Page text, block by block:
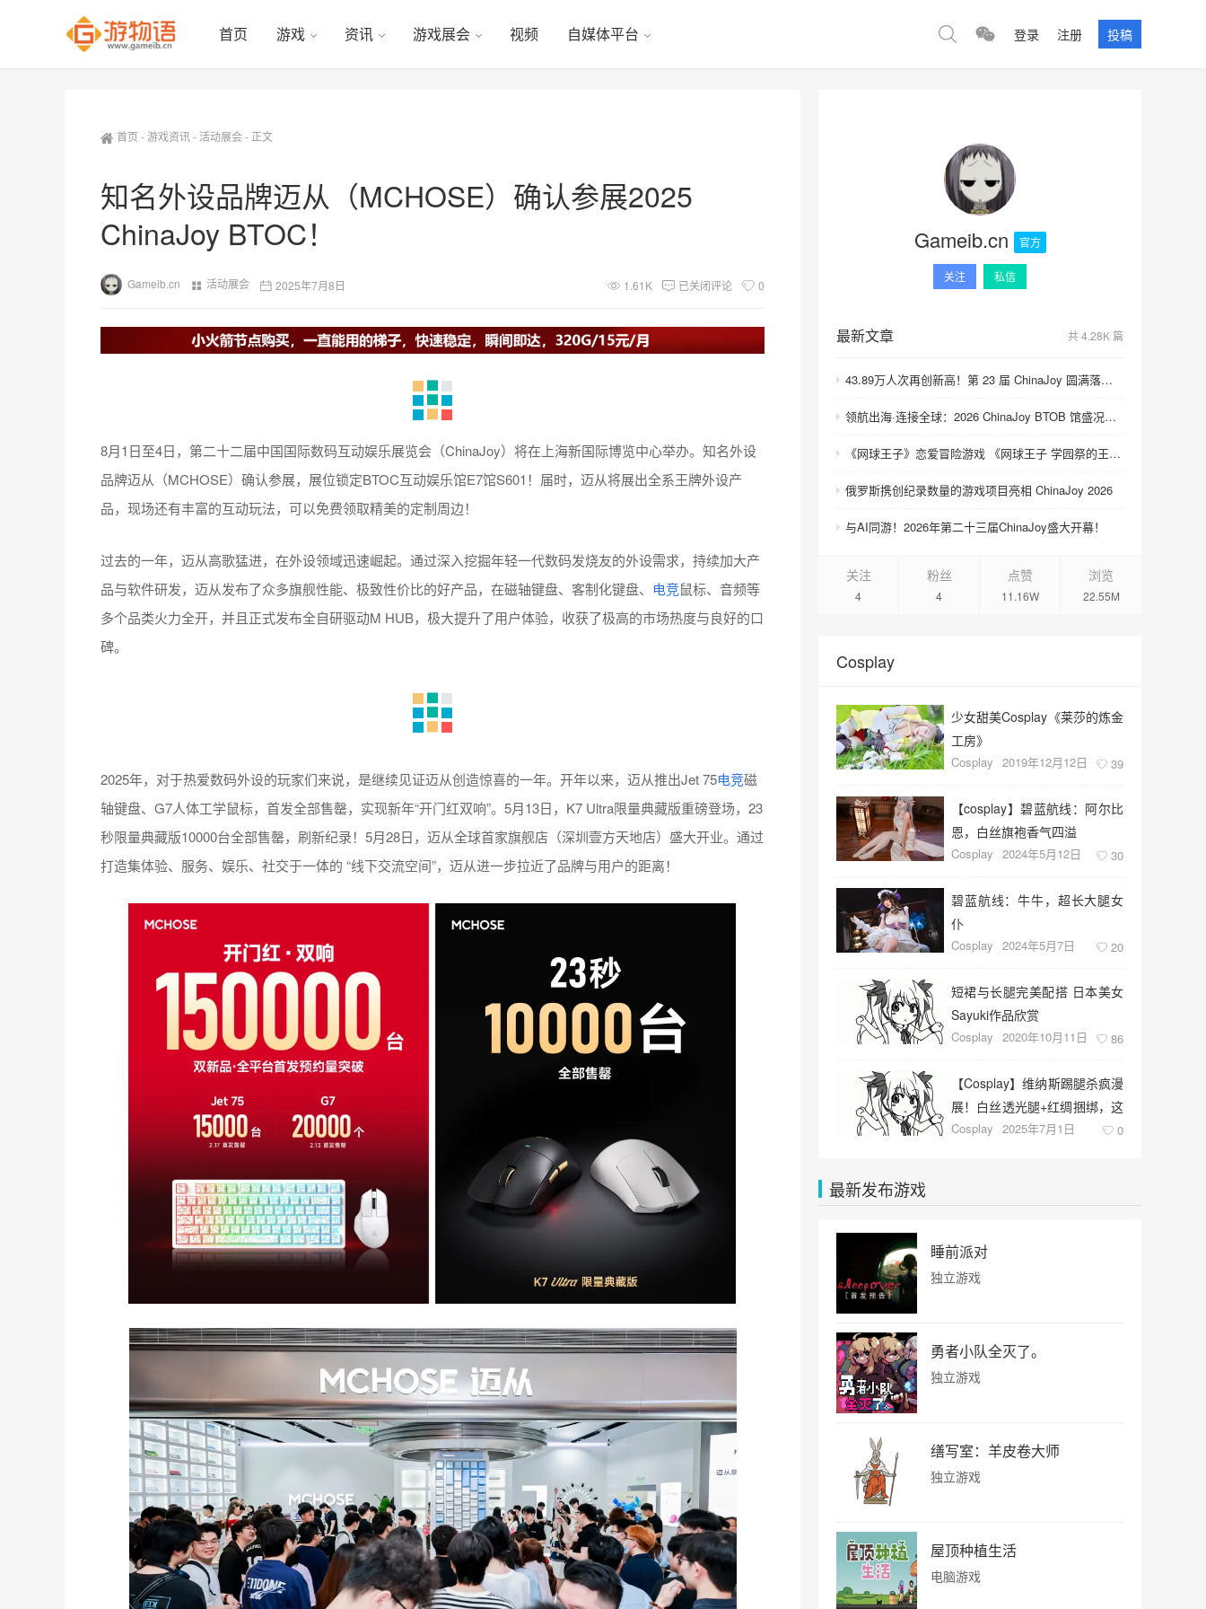
首页 游戏 资讯 游戏展会 视频 自媒体平台 登录 注册 投稿
首页 -游戏资讯-活动展会- 正文
知名外设品牌迈从（MCHOSE）确认参展2025
ChinaJoy BTOC！
Gameib.cn 活动展会 2025年7月8日 1.61K 已关闭评论 0
8月1日至4日，第二十二届中国国际数码互动娱乐展览会（ChinaJoy）将在上海新国际博览中心举办。知名外设
品牌迈从（MCHOSE）确认参展，展位锁定BTOC互动娱乐馆E7馆S601！届时，迈从将展出全系王牌外设产
品，现场还有丰富的互动玩法，可以免费领取精美的定制周边！
过去的一年，迈从高歌猛进，在外设领域迅速崛起。通过深入挖掘年轻一代数码发烧友的外设需求，持续加大产
多个品类火力全开，并且正式发布全自研驱动M HUB，极大提升了用户体验，收获了极高的市场热度与良好的口
碑。
轴键盘、G7人体工学鼠标，首发全部售罄，实现新年“开门红双响”。5月13日，K7 Ultra限量典藏版重磅登场，23
秒限量典藏版10000台全部售罄，刷新纪录！5月28日，迈从全球首家旗舰店（深圳壹方天地店）盛大开业。通过
发展至今，迈从的外设产品已经畅销海内外30多个国家与地区，深受全球众多科技爱好者、职业电竞选手、游戏
Gameib.cn 官方
关注 私信
最新文章 共 4.28K 篇
43.89万人次再创新高！第 23 届 ChinaJoy 圆满落幕：感谢有你，共赴这场“与 AI 同游”的盛夏之约
领航出海·连接全球：2026 ChinaJoy BTOB 馆盛况空前
《网球王子》恋爱冒险游戏 《网球王子 学园祭的王子们 ♡-40 and more…》与《网球王子 心跳求生 Tie break ♡game》发售
俄罗斯携创纪录数量的游戏项目亮相 ChinaJoy 2026
与AI同游！2026年第二十三届ChinaJoy盛大开幕！
关注
4
粉丝
4
点赞
11.16W
浏览
22.55M
Cosplay
少女甜美Cosplay《莱莎的炼金
工房》
Cosplay 2019年12月12日 39
【cosplay】碧蓝航线：阿尔比
恩，白丝旗袍香气四溢
Cosplay 2024年5月12日 30
碧蓝航线：牛牛，超长大腿女
仆
Cosplay 2024年5月7日 20
短裙与长腿完美配搭 日本美女
Sayuki作品欣赏
Cosplay 2020年10月11日 86
【Cosplay】维纳斯踢腿杀疯漫
展！白丝透光腿+红绸捆绑，这
波是纯欲天花板
Cosplay 2025年7月1日 0
最新发布游戏
睡前派对
独立游戏
勇者小队全灭了。
独立游戏
缮写室：羊皮卷大师
独立游戏
屋顶种植生活
电脑游戏